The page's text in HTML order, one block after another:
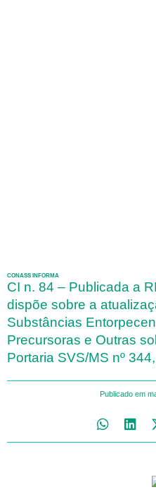
CONASS INFORMA
CI n. 84 – Publicada a
dispõe sobre a
Substâncias
Precursoras e Outras
Portaria SVS/MS nº
Publicado em